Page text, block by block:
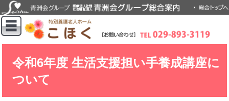
令和6年度 生活支援担い手養成講座に
ついて